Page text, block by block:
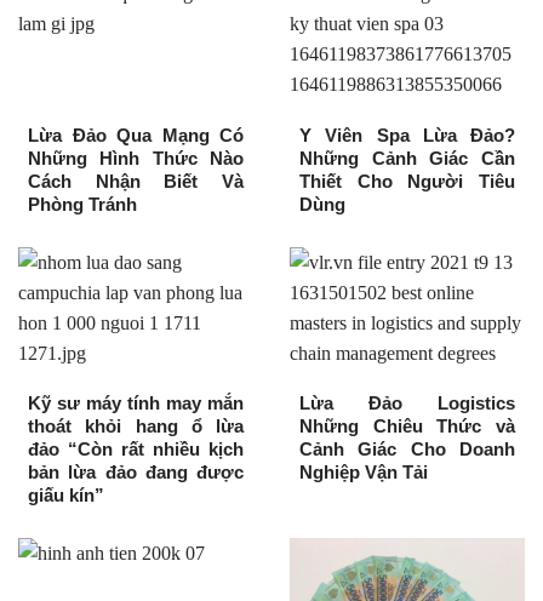
Lừa Đảo Qua Mạng Có
Những Hình Thức Nào
Cách Nhận Biết Và
Phòng Tránh
Y Viên Spa Lừa Đảo?
Những Cảnh Giác Cần
Thiết Cho Người Tiêu
Dùng
Kỹ sư máy tính may mắn
thoát khỏi hang ổ lừa
đảo “Còn rất nhiều kịch
bản lừa đảo đang được
giấu kín”
Lừa Đảo Logistics
Những Chiêu Thức và
Cảnh Giác Cho Doanh
Nghiệp Vận Tải